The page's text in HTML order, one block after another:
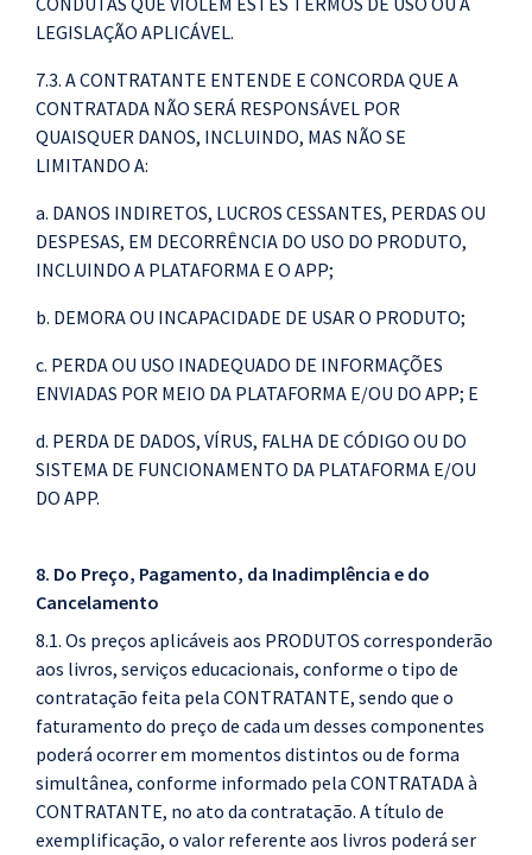
LEGISLAÇÃO APLICÁVEL.
7.3. A CONTRATANTE ENTENDE E CONCORDA QUE A
CONTRATADA NÃO SERÁ RESPONSÁVEL POR
QUAISQUER DANOS, INCLUINDO, MAS NÃO SE
LIMITANDO A:
a. DANOS INDIRETOS, LUCROS CESSANTES, PERDAS OU
DESPESAS, EM DECORRÊNCIA DO USO DO PRODUTO,
INCLUINDO A PLATAFORMA E O APP;
b. DEMORA OU INCAPACIDADE DE USAR O PRODUTO;
c. PERDA OU USO INADEQUADO DE INFORMAÇÕES
ENVIADAS POR MEIO DA PLATAFORMA E/OU DO APP; E
d. PERDA DE DADOS, VÍRUS, FALHA DE CÓDIGO OU DO
SISTEMA DE FUNCIONAMENTO DA PLATAFORMA E/OU
DO APP.
8. Do Preço, Pagamento, da Inadimplência e do
Cancelamento
8.1. Os preços aplicáveis aos PRODUTOS corresponderão
aos livros, serviços educacionais, conforme o tipo de
contratação feita pela CONTRATANTE, sendo que o
faturamento do preço de cada um desses componentes
poderá ocorrer em momentos distintos ou de forma
simultânea, conforme informado pela CONTRATADA à
CONTRATANTE, no ato da contratação. A título de
exemplificação, o valor referente aos livros poderá ser